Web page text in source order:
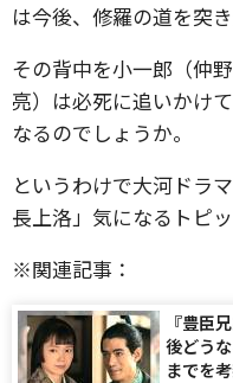
は今後、修羅の道を突
その背中を小一郎（仲
亮）は必死に追いかけ
なるのでしょうか。
というわけで大河ドラ
長上洛」気になるトピ
※関連記事：
『豊臣
後どう
までを